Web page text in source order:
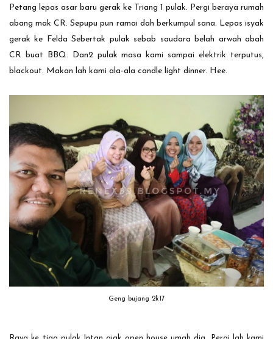
Petang lepas asar baru gerak ke Triang 1 pulak. Pergi beraya rumah
abang mak CR. Sepupu pun ramai dah berkumpul sana. Lepas isyak
gerak ke Felda Sebertak pulak sebab saudara belah arwah abah
CR buat BBQ. Dan2 pulak masa kami sampai elektrik terputus,
blackout. Makan lah kami ala-ala candle light dinner. Hee.
Geng bujang 2k17